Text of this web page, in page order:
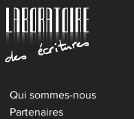
résidence avec le
laboratoire des écritures
un atelier d'écriture
auteurs confirmés
Qui sommes-nous
Partenaires